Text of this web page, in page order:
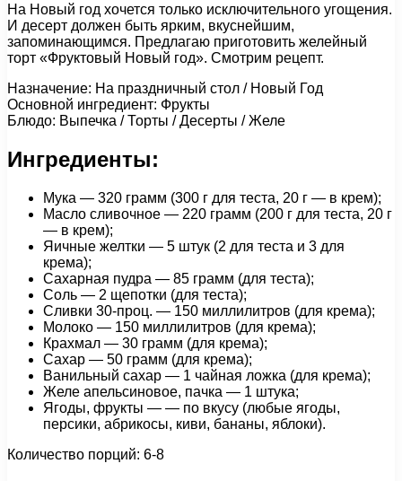
На Новый год хочется только исключительного угощения.
И десерт должен быть ярким, вкуснейшим,
запоминающимся. Предлагаю приготовить желейный
торт «Фруктовый Новый год». Смотрим рецепт.
Назначение: На праздничный стол / Новый Год
Основной ингредиент: Фрукты
Блюдо: Выпечка / Торты / Десерты / Желе
Ингредиенты:
Мука — 320 грамм (300 г для теста, 20 г — в крем);
Масло сливочное — 220 грамм (200 г для теста, 20 г
— в крем);
Яичные желтки — 5 штук (2 для теста и 3 для
крема);
Сахарная пудра — 85 грамм (для теста);
Соль — 2 щепотки (для теста);
Сливки 30-проц. — 150 миллилитров (для крема);
Молоко — 150 миллилитров (для крема);
Крахмал — 30 грамм (для крема);
Сахар — 50 грамм (для крема);
Ванильный сахар — 1 чайная ложка (для крема);
Желе апельсиновое, пачка — 1 штука;
Ягоды, фрукты — — по вкусу (любые ягоды,
персики, абрикосы, киви, бананы, яблоки).
Количество порций: 6-8